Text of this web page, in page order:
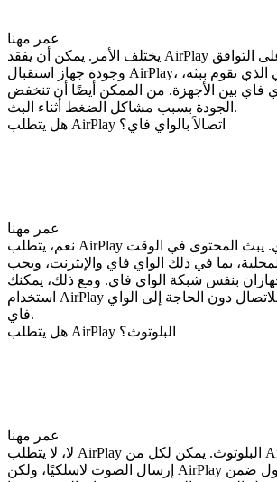
عمر مهنا
يختلف الأمر. يمكن أن يفقد AirPlay الجودة اعتمادًا على التوافق
وجودة جهاز استقبال AirPlay، والمحتوى الإعلامي الذي تقوم ببثه،
فاي بين الأجهزة. من الممكن أيضًا أن تنخفض
الجودة بسبب مشاكل الضغط أثناء البث.
هل يتطلب AirPlay اتصالاً بالواي فاي؟
عمر مهنا
نعم، يتطلب AirPlay اتصالاً بالواي فاي. يبث المحتوى في الوقت
بما في ذلك الواي فاي والإيثرنت، ويجب
بنفس شبكة الواي فاي. ومع ذلك، يمكنك
استخدام AirPlay نظير إلى نظير للاتصال دون الحاجة إلى الواي
فاي.
هل يتطلب AirPlay البلوتوث؟
عمر مهنا
لا، لا يتطلب AirPlay البلوتوث. يمكن لكل من AirPlay والبلوتوث
إرسال الصوت لاسلكيًا، ولكن AirPlay يعمل عبر نطاق أطول ضمن